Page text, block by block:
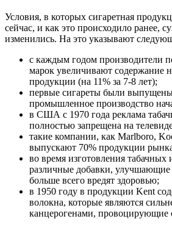
Условия, в которых сигаретная
сейчас, и как это происходило ранее,
изменились. На это указывают
с каждым годом производители
марок увеличивают содержание
продукции (на 11% за 7-8 лет);
первые сигареты были выпущены
промышленное производство
в США с 1970 года реклама
полностью запрещена на
такие компании, как Marlboro,
выпускают 70% продукции
во время изготовления
различные добавки,
больше всего вредят здоровью;
в 1950 году в продукции Kent
волокна, которые являются
канцерогенами, провоцирующие